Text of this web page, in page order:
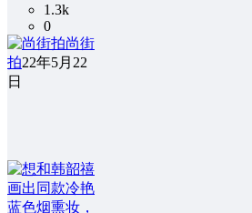
1.3k
0
尚街
拍22年5月22
日